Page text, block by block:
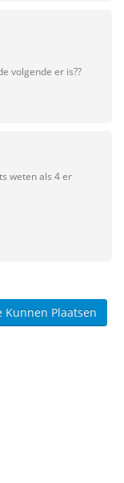
volgende er is??
weten als 4 er
Kunnen Plaatsen